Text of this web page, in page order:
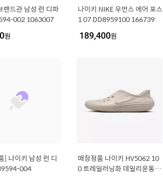
랜드관 남성 런 디파
002 1063007
원
나이키 NIKE 우먼스 에어 포스
1 07 DD8959100 166739
189,400원
] 나이키 남성 런 디
004
매장정품 나이키 HV5062 10
0 트레일러닝화 데일리운동화